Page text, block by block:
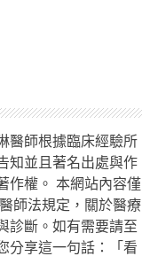
醫師根據臨床經驗所
知並且著名出處與作
作權。 本網站內容僅
師法規定，關於醫療
診斷。如有需要請至
分享這一句話：「看